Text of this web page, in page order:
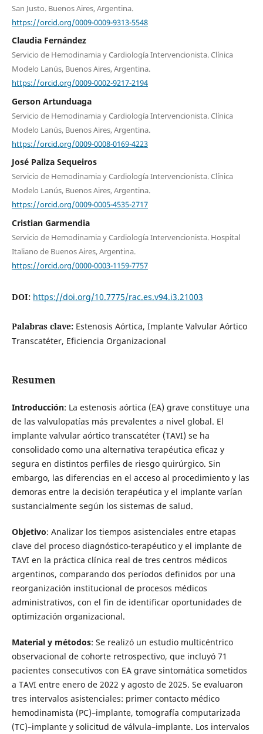
San Justo. Buenos Aires, Argentina.
https://orcid.org/0009-0009-9313-5548
Claudia Fernández
Servicio de Hemodinamia y Cardiología Intervencionista. Clínica
Modelo Lanús, Buenos Aires, Argentina.
https://orcid.org/0009-0002-9217-2194
Gerson Artunduaga
Servicio de Hemodinamia y Cardiología Intervencionista. Clínica
Modelo Lanús, Buenos Aires, Argentina.
https://orcid.org/0009-0008-0169-4223
José Paliza Sequeiros
Servicio de Hemodinamia y Cardiología Intervencionista. Clínica
Modelo Lanús, Buenos Aires, Argentina.
https://orcid.org/0009-0005-4535-2717
Cristian Garmendia
Servicio de Hemodinamia y Cardiología Intervencionista. Hospital
Italiano de Buenos Aires, Argentina.
https://orcid.org/0000-0003-1159-7757
DOI: https://doi.org/10.7775/rac.es.v94.i3.21003
Palabras clave: Estenosis Aórtica, Implante Valvular Aórtico
Transcatéter, Eficiencia Organizacional
Resumen
Introducción: La estenosis aórtica (EA) grave constituye una
de las valvulopatías más prevalentes a nivel global. El
implante valvular aórtico transcatéter (TAVI) se ha
consolidado como una alternativa terapéutica eficaz y
segura en distintos perfiles de riesgo quirúrgico. Sin
embargo, las diferencias en el acceso al procedimiento y las
demoras entre la decisión terapéutica y el implante varían
sustancialmente según los sistemas de salud.
Objetivo: Analizar los tiempos asistenciales entre etapas
clave del proceso diagnóstico-terapéutico y el implante de
TAVI en la práctica clínica real de tres centros médicos
argentinos, comparando dos períodos definidos por una
reorganización institucional de procesos médicos
administrativos, con el fin de identificar oportunidades de
optimización organizacional.
Material y métodos: Se realizó un estudio multicéntrico
observacional de cohorte retrospectivo, que incluyó 71
pacientes consecutivos con EA grave sintomática sometidos
a TAVI entre enero de 2022 y agosto de 2025. Se evaluaron
tres intervalos asistenciales: primer contacto médico
hemodinamista (PC)–implante, tomografía computarizada
(TC)–implante y solicitud de válvula–implante. Los intervalos